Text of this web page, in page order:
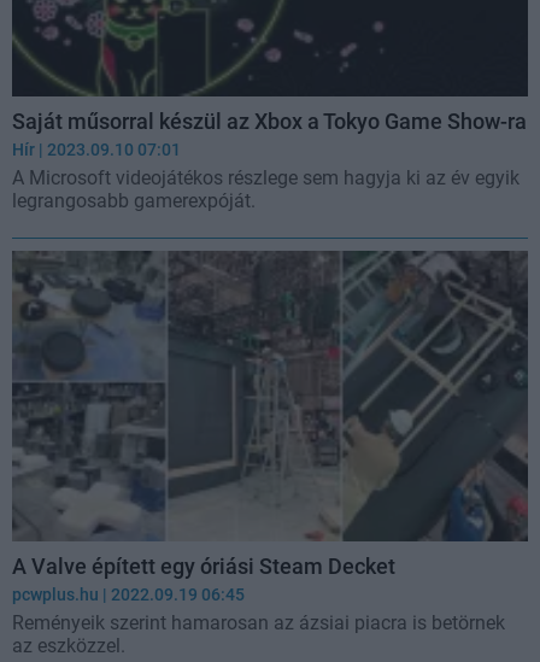
Saját műsorral készül az Xbox a Tokyo Game Show-ra
Hír | 2023.09.10 07:01
A Microsoft videojátékos részlege sem hagyja ki az év egyik
legrangosabb gamerexpóját.
A Valve épített egy óriási Steam Decket
pcwplus.hu | 2022.09.19 06:45
Reményeik szerint hamarosan az ázsiai piacra is betörnek
az eszközzel.